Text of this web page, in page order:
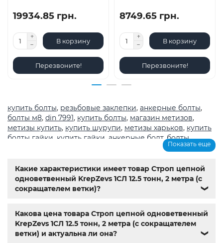
19934.85 грн.
В корзину
Перезвоните!
8749.65 грн.
В корзину
Перезвоните!
купить болты, резьбовые заклепки, анкерные болты,
болты м8, din 7991, купить болты, магазин метизов,
метизы купить, купить шурупи, метизы харьков, купить
болты гайки купить гайки анкерные болт,болты,
метрическая резьба с крупным шагом,магазин
Мотор-редуктор 3МП,Мотор-редукторы МЧ, Крановые
редукторы Ц2,Name,din 603 ,din 7981,анкера,заклепки
резьбовая заклепка,заклепка алюминиевая болт м3,
крепеж,болт м12 размеры,болт м5 под шестигранник
болт м 18,болт м9,болт м7 шаг 1,болт м14 1.5,болт м 9
болт м 24, din 6325,din 6799,din 11024 din 929,
Показать еще
Какие характеристики имеет товар Строп цепной
одноветвенный KrepZevs 1СЛ 12.5 тонн, 2 метра (с
сокращателем ветки)?
❯
Какова цена товара Строп цепной одноветвенный
KrepZevs 1СЛ 12.5 тонн, 2 метра (с сокращателем
ветки) и актуальна ли она?
❯